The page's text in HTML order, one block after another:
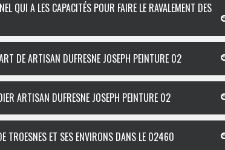
QUI A LES CAPACITÉS POUR FAIRE LE RAVALEMENT DES
DE ARTISAN DUFRESNE JOSEPH PEINTURE 02
ARTISAN DUFRESNE JOSEPH PEINTURE 02
TROESNES ET SES ENVIRONS DANS LE 02460